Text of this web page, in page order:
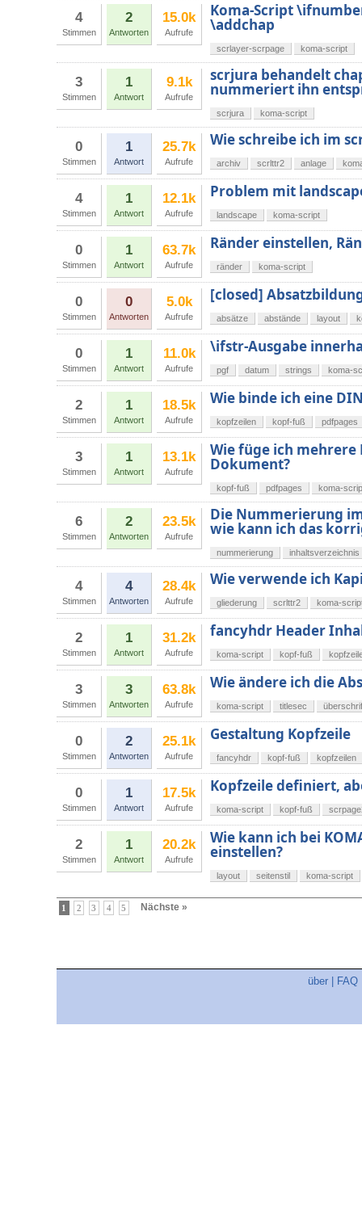
4
Stimmen
2
Antworten
15.0k
Aufrufe
Koma-Script
\addchap
scrlayer-scrpage koma-script
3
Stimmen
1
Antwort
9.1k
Aufrufe
scrjura behandelt
nummeriert ihn
scrjura koma-script
0
Stimmen
1
Antwort
25.7k
Aufrufe
Wie schreibe ich im
archiv scrlttr2 anlage
4
Stimmen
1
Antwort
12.1k
Aufrufe
Problem mit
landscape koma-script
0
Stimmen
1
Antwort
63.7k
Aufrufe
Ränder einstellen,
ränder koma-script
0
Stimmen
0
Antworten
5.0k
Aufrufe
[closed]
absätze abstände layout
0
Stimmen
1
Antwort
11.0k
Aufrufe
\ifstr-Ausgabe
pgf datum strings koma-
2
Stimmen
1
Antwort
18.5k
Aufrufe
Wie binde ich eine
kopfzeilen kopf-fuß pdfpages
3
Stimmen
1
Antwort
13.1k
Aufrufe
Wie füge ich mehrere
Dokument?
kopf-fuß pdfpages koma-
6
Stimmen
2
Antworten
23.5k
Aufrufe
Die Nummerierung
wie kann ich das
nummerierung inhaltsverzeichnis
4
Stimmen
4
Antworten
28.4k
Aufrufe
Wie verwende ich
gliederung scrlttr2 koma-
2
Stimmen
1
Antwort
31.2k
Aufrufe
fancyhdr Header
koma-script kopf-fuß
3
Stimmen
3
Antworten
63.8k
Aufrufe
Wie ändere ich die
koma-script titlesec
0
Stimmen
2
Antworten
25.1k
Aufrufe
Gestaltung Kopfzeile
fancyhdr kopf-fuß kopfzeilen
0
Stimmen
1
Antwort
17.5k
Aufrufe
Kopfzeile definiert,
koma-script kopf-fuß
2
Stimmen
1
Antwort
20.2k
Aufrufe
Wie kann ich bei
einstellen?
layout seitenstil koma-script
1 2 3 4 5 Nächste »
über FAQ